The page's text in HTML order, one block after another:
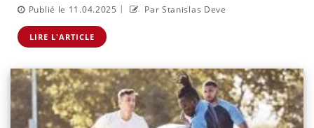
Publié le 11.04.2025 | Par Stanislas Deve
LIRE L'ARTICLE